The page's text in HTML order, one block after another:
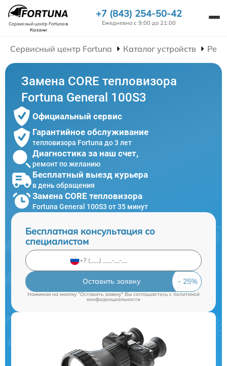
Сервисный центр Fortunaв
Казани
+7 (843) 254-50-42
Ежедневно с 9:00 до 21:00
Сервисный центр Fortuna Каталог устройств
Замена CORE тепловизора
Fortuna General 100S3
Официальный сервис
Гарантийное обслуживание
тепловизора Fortuna до 3 лет
Диагностика за наш счет,
ремонт по желанию
Бесплатный выезд курьера
в день обращения
Замена CORE тепловизора
Fortuna General 100S3 от 35 минут
Бесплатная консультация со
специалистом
Оставить заявку
Нажимая на кнопку "Оставить заявку" Вы соглашаетесь cполитикой
конфиденциальности